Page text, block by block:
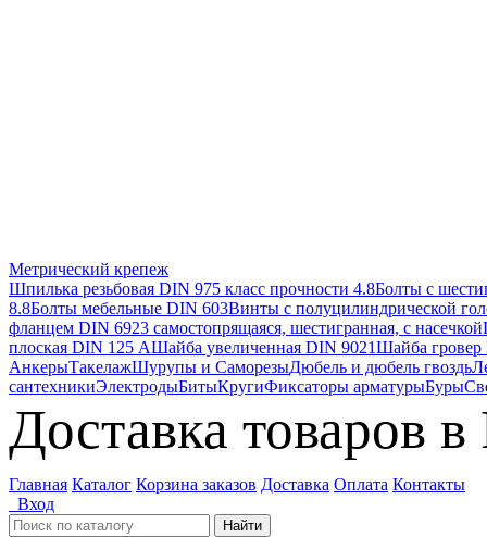
Метрический крепеж
Шпилька резьбовая DIN 975 класс прочности 4.8Болты с
8.8Болты мебельные DIN 603Винты с полуцилиндрической
фланцем DIN 6923 самостопрящаяся, шестигранная, с насечкой
плоская DIN 125 АШайба увеличенная DIN 9021Шайба
АнкерыТакелажШурупы и СаморезыДюбель и дюбель гвоздь
сантехникиЭлектродыБитыКругиФиксаторы арматурыБуры
Доставка товаров
Главная Каталог Корзина заказов Доставка Оплата Контакты
Вход
Найти